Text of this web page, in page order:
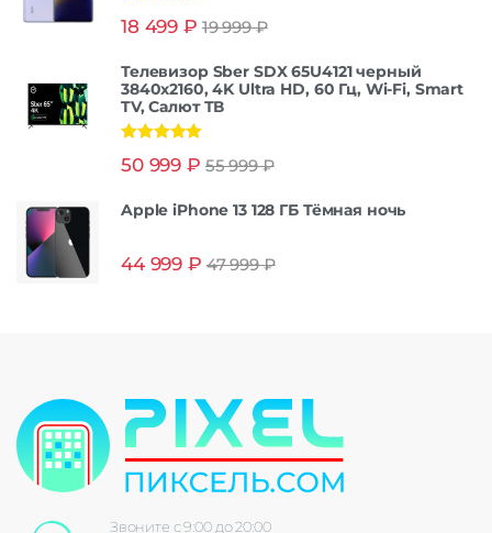
из 5
18 499 ₽ 19 999₽
Телевизор Sber SDX 65U4121 черный
3840x2160, 4K Ultra HD, 60 Гц, Wi-Fi, Smart
TV, Салют ТВ
из 5
50 999 ₽ 55 999₽
Apple iPhone 13 128 ГБ Тёмная ночь
44 999 ₽ 47 999₽
Звоните с 9:00 до 20:00